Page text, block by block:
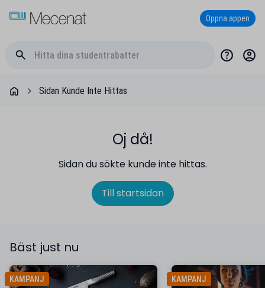
Öppna appen
Sidan Kunde Inte Hittas
Oj då!
Sidan du sökte kunde inte hittas.
Till startsidan
Bäst just nu
KAMPANJ KAMPANJ